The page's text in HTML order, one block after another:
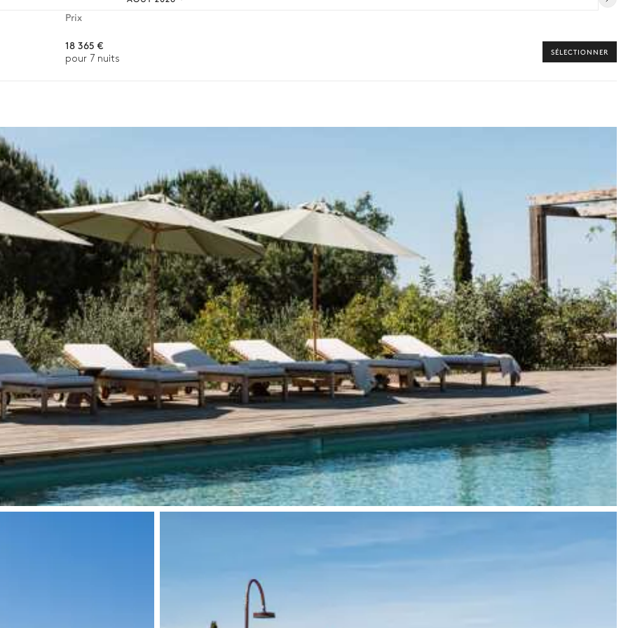
la destination ou la disponibilité. Notre conciergerie vous guidera vers les offres disponibles pour votre séjour.
Prix
18 365 €
pour 7 nuits
SÉLECTIONNER